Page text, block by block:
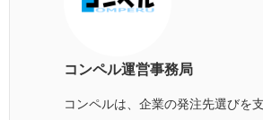
コンペル運営事務局
コンペルは、企業の発注先選びを